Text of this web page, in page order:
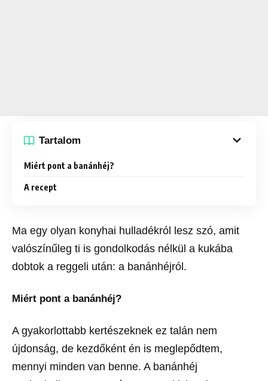
Tartalom
Miért pont a banánhéj?
A recept
Ma egy olyan konyhai hulladékról lesz szó, amit
valószínűleg ti is gondolkodás nélkül a kukába
dobtok a reggeli után: a banánhéjról.
Miért pont a banánhéj?
A gyakorlottabb kertészeknek ez talán nem
újdonság, de kezdőként én is meglepődtem,
mennyi minden van benne. A banánhéj